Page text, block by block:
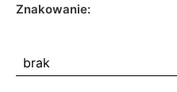
Znakowanie: